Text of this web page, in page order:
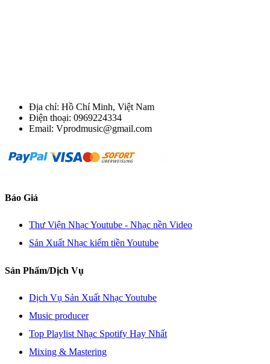
Địa chỉ: Hồ Chí Minh, Việt Nam
Điện thoại: 0969224334
Email: Vprodmusic@gmail.com
Báo Giá
Thư Viện Nhạc Youtube - Nhạc nền Video
Sản Xuất Nhạc kiếm tiền Youtube
Sản Phẩm/Dịch Vụ
Dịch Vụ Sản Xuất Nhạc Youtube
Music producer
Top Playlist Nhạc Spotify Hay Nhất
Mixing & Mastering